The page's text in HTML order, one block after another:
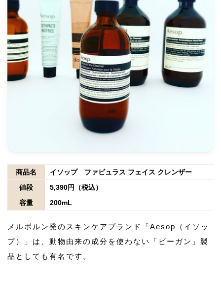
商品名
イソップ ファビュラス フェイス クレンザー
値段
5,390円（税込）
容量
200mL
メルボルン発のスキンケアブランド「Aesop（イソッ
プ）」は、動物由来の成分を使わない「ビーガン」製
品としても有名です。